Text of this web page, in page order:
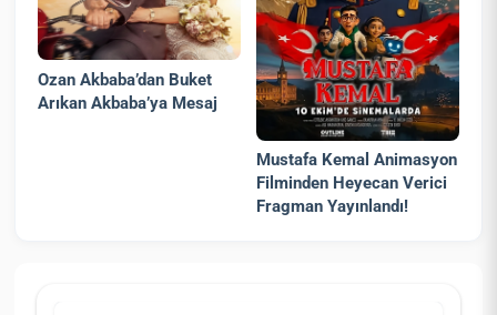
Ozan Akbaba’dan Buket
Arıkan Akbaba’ya Mesaj
Mustafa Kemal Animasyon
Filminden Heyecan Verici
Fragman Yayınlandı!